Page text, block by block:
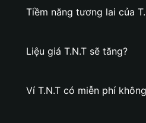
Tiềm năng tương lai của
Liệu giá T.N.T sẽ tăng?
Ví T.N.T có miễn phí